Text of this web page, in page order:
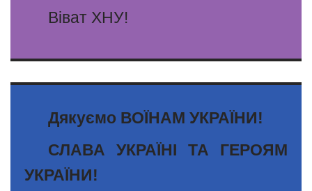
Віват ХНУ!
Дякуємо ВОЇНАМ УКРАЇНИ!
СЛАВА УКРАЇНІ ТА ГЕРОЯМ
УКРАЇНИ!